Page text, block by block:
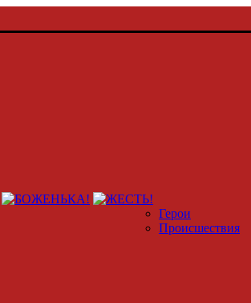
Герои
Происшествия